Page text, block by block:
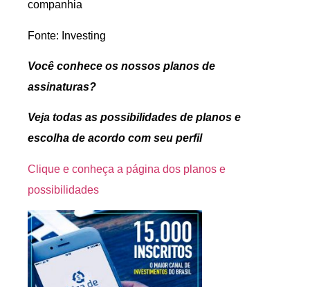
companhia
Fonte: Investing
Você conhece os nossos planos de
assinaturas?
Veja todas as possibilidades de planos e
escolha de acordo com seu perfil
Clique e conheça a página dos planos e
possibilidades